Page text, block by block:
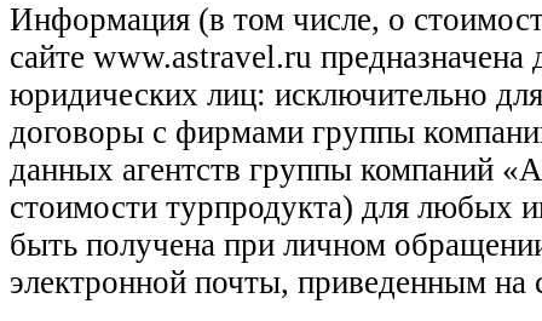
Информация (в том числе, о
сайте www.astravel.ru предназначена
юридических лиц: исключительно
договоры с фирмами группы
данных агентств группы компаний
стоимости турпродукта) для любых
быть получена при личном
электронной почты, приведенным на